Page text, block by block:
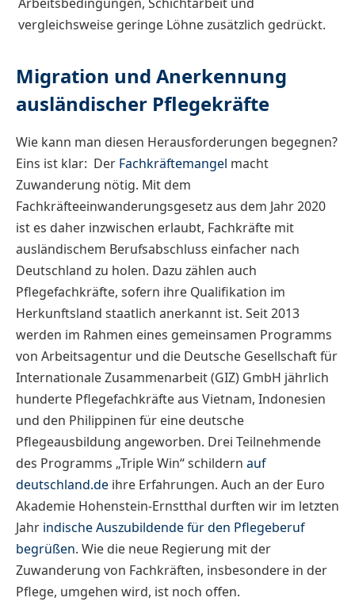
Arbeitsbedingungen, Schichtarbeit und
vergleichsweise geringe Löhne zusätzlich gedrückt.
Migration und Anerkennung
ausländischer Pflegekräfte
Wie kann man diesen Herausforderungen begegnen?
Eins ist klar: Der Fachkräftemangel macht
Zuwanderung nötig. Mit dem
Fachkräfteeinwanderungsgesetz aus dem Jahr 2020
ist es daher inzwischen erlaubt, Fachkräfte mit
ausländischem Berufsabschluss einfacher nach
Deutschland zu holen. Dazu zählen auch
Pflegefachkräfte, sofern ihre Qualifikation im
Herkunftsland staatlich anerkannt ist. Seit 2013
werden im Rahmen eines gemeinsamen Programms
von Arbeitsagentur und die Deutsche Gesellschaft für
Internationale Zusammenarbeit (GIZ) GmbH jährlich
hunderte Pflegefachkräfte aus Vietnam, Indonesien
und den Philippinen für eine deutsche
Pflegeausbildung angeworben. Drei Teilnehmende
des Programms „Triple Win“ schildern auf
deutschland.de ihre Erfahrungen. Auch an der Euro
Akademie Hohenstein-Ernstthal durften wir im letzten
Jahr indische Auszubildende für den Pflegeberuf
begrüßen. Wie die neue Regierung mit der
Zuwanderung von Fachkräften, insbesondere in der
Pflege, umgehen wird, ist noch offen.